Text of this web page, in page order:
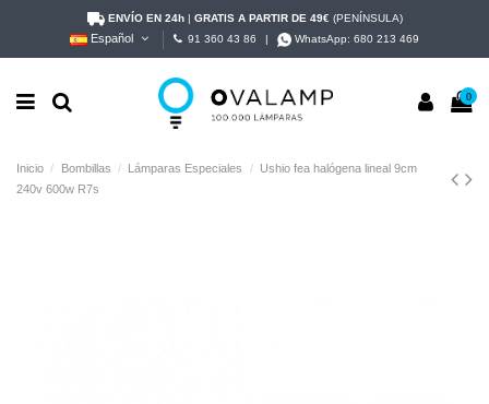
ENVÍO EN 24h| GRATIS A PARTIR DE 49€ (PENÍNSULA)
Español 91 360 43 86 WhatsApp:680 213 469
0
Inicio Bombillas Lámparas Especiales
Ushio fea halógena lineal 9cm
240v 600w R7s